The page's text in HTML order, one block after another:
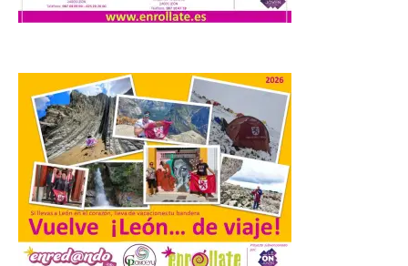
dispositivo especial para
facilitar la movilidad
durante el eclipse total de
Sol del 12 de agosto
9 Ago 2026
Renfe reforzará servicios
de Media Distancia
especialmente en Galicia,